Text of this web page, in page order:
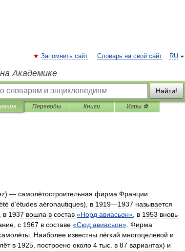
RU
Запомнить сайт Словарь на свой сайт
Академике
Найти!
Переводы Книги Игры ⚽
) — самолётостроительная фирма Франции
d’études aéronautiques), в 1919—1937 называется
в 1937 вошла в состав «Норд авиасьон» в 1953 вновь
с 1967 в составе «Сюд авиасьон» Фирма
Наиболее известны лёгкий многоцелевой и
в 1925 построено около 4 тыс в 87 вариантах) и